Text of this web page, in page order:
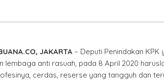
JAKARTA– Deputi Penindakan KPK
lembaga anti rasuah, pada 8 April 2020
cerdas, reserse yang tangguh dan